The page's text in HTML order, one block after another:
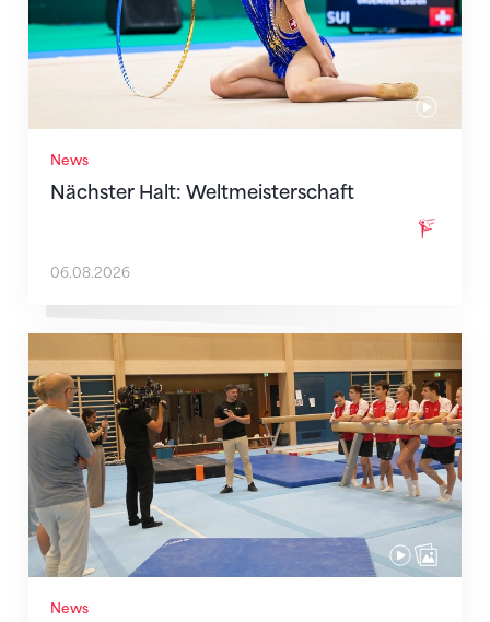
News
Nächster Halt: Weltmeisterschaft
06.08.2026
News
Mit klaren Zielen nach Zagreb